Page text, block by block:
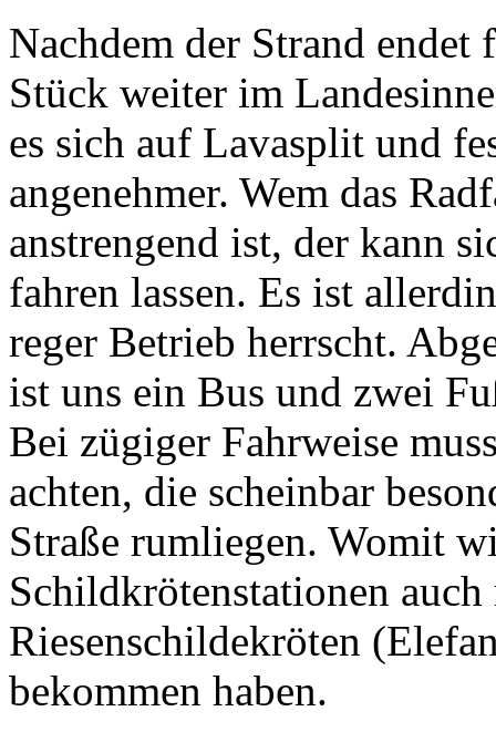
Nachdem der Strand endet
Stück weiter im
es sich auf Lavasplit und
angenehmer. Wem das
anstrengend ist, der kann
fahren lassen. Es ist
reger Betrieb herrscht.
ist uns ein Bus und zwei
Bei zügiger Fahrweise
achten, die scheinbar
Straße rumliegen. Womit
Schildkrötenstationen
Riesenschildekröten
bekommen haben.